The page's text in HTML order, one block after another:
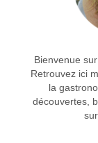
Bienvenue
Retrouvez ici
la
découvertes,